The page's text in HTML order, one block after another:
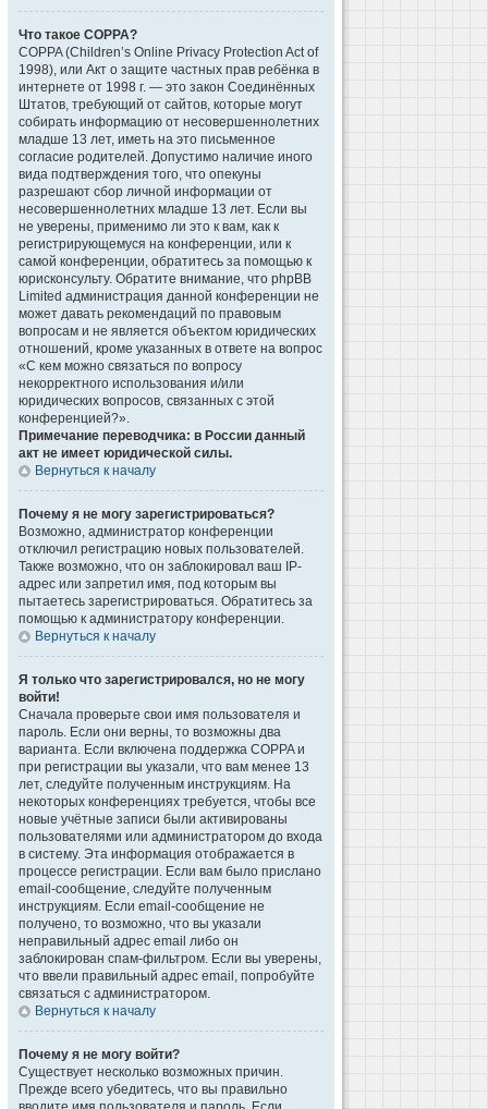
Что такое COPPA?
COPPA (Children’s Online Privacy Protection Act of
1998), или Акт о защите частных прав ребёнка в
интернете от 1998 г. — это закон Соединённых
Штатов, требующий от сайтов, которые могут
собирать информацию от несовершеннолетних
младше 13 лет, иметь на это письменное
согласие родителей. Допустимо наличие иного
вида подтверждения того, что опекуны
разрешают сбор личной информации от
несовершеннолетних младше 13 лет. Если вы
не уверены, применимо ли это к вам, как к
регистрирующемуся на конференции, или к
самой конференции, обратитесь за помощью к
юрисконсульту. Обратите внимание, что phpBB
Limited администрация данной конференции не
может давать рекомендаций по правовым
вопросам и не является объектом юридических
отношений, кроме указанных в ответе на вопрос
«С кем можно связаться по вопросу
некорректного использования и/или
юридических вопросов, связанных с этой
конференцией?».
Примечание переводчика: в России данный
акт не имеет юридической силы.
Вернуться к началу
Почему я не могу зарегистрироваться?
Возможно, администратор конференции
отключил регистрацию новых пользователей.
Также возможно, что он заблокировал ваш IP-
адрес или запретил имя, под которым вы
пытаетесь зарегистрироваться. Обратитесь за
помощью к администратору конференции.
Вернуться к началу
Я только что зарегистрировался, но не могу
войти!
Сначала проверьте свои имя пользователя и
пароль. Если они верны, то возможны два
варианта. Если включена поддержка COPPA и
при регистрации вы указали, что вам менее 13
лет, следуйте полученным инструкциям. На
некоторых конференциях требуется, чтобы все
новые учётные записи были активированы
пользователями или администратором до входа
в систему. Эта информация отображается в
процессе регистрации. Если вам было прислано
email-сообщение, следуйте полученным
инструкциям. Если email-сообщение не
получено, то возможно, что вы указали
неправильный адрес email либо он
заблокирован спам-фильтром. Если вы уверены,
что ввели правильный адрес email, попробуйте
связаться с администратором.
Вернуться к началу
Почему я не могу войти?
Существует несколько возможных причин.
Прежде всего убедитесь, что вы правильно